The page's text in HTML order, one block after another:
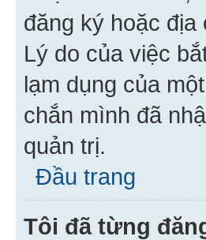
đăng ký hoặc
Lý do của việc
lạm dụng của
chắn mình đã
quản trị.
Đầu trang
Tôi đã từng